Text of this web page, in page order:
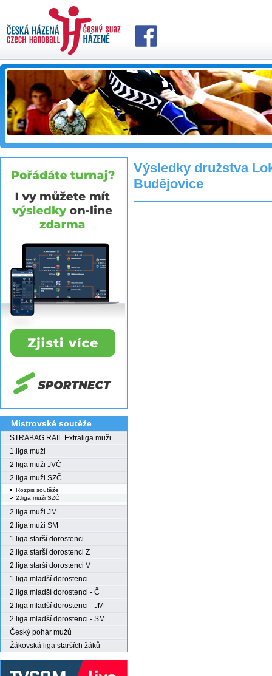
Mistrovské soutěže
STRABAG RAIL Extraliga muži
1.liga muži
2 liga muži JVČ
2.liga muži SZČ
Rozpis soutěže
2.liga muži SZČ
2.liga muži JM
2.liga muži SM
1.liga starší dorostenci
2.liga starší dorostenci Z
2.liga starší dorostenci V
1.liga mladší dorostenci
2.liga mladší dorostenci - Č
2.liga mladší dorostenci - JM
2.liga mladší dorostenci - SM
Český pohár mužů
Žákovská liga starších žáků
Výsledky družstva
Budějovice